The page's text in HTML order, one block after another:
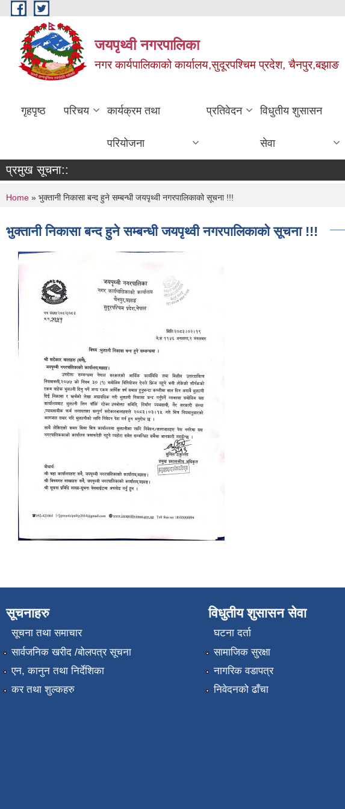
Skip to main content
जयपृथ्वी नगरपालिका
नगर कार्यपालिकाको कार्यालय,सुदूरपश्चिम प्रदेश, चैनपुर,बझाङ
गृहपृष्ठ परिचय कार्यक्रम तथा
परियोजना
प्रतिवेदन विधुतीय शुसासन
सेवा
प्रमुख सूचना::
You are here
Home » भुक्तानी निकासा बन्द हुने सम्बन्धी जयपृथ्वी नगरपालिकाको सूचना !!!
भुक्तानी निकासा बन्द हुने सम्बन्धी जयपृथ्वी नगरपालिकाको सूचना !!!
सूचनाहरु
सूचना तथा समाचार
सार्वजनिक खरीद /बोलपत्र सूचना
एन, कानुन तथा निर्देशिका
कर तथा शुल्कहरु
विधुतीय शुसासन सेवा
घटना दर्ता
सामाजिक सुरक्षा
नागरिक वडापत्र
निवेदनको ढाँचा